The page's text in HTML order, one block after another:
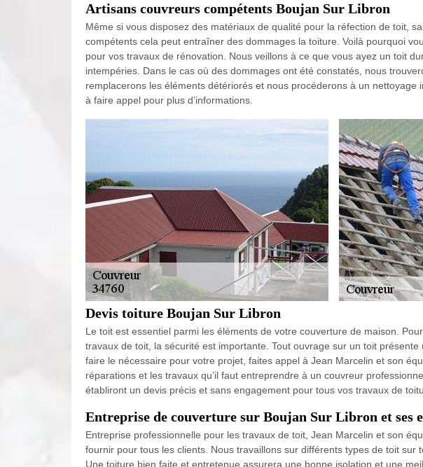
Artisans couvreurs compétents Boujan Sur Libron
Même si vous disposez des matériaux de qualité pour la réfection de toit,
compétents cela peut entraîner des dommages la toiture. Voilà pourquoi
pour vos travaux de rénovation. Nous veillons à ce que vous ayez un toit
intempéries. Dans le cas où des dommages ont été constatés, nous
remplacerons les éléments détériorés et nous procéderons à un nettoyage
à faire appel pour plus d’informations.
Devis toiture Boujan Sur Libron
Le toit est essentiel parmi les éléments de votre couverture de maison.
travaux de toit, la sécurité est importante. Tout ouvrage sur un toit
faire le nécessaire pour votre projet, faites appel à Jean Marcelin et son
réparations et les travaux qu’il faut entreprendre à un couvreur
établiront un devis précis et sans engagement pour tous vos travaux de
Entreprise de couverture sur Boujan Sur Libron et ses
Entreprise professionnelle pour les travaux de toit, Jean Marcelin et son
fournir pour tous les clients. Nous travaillons sur différents types de toit sur
Une toiture bien faite et entretenue assurera une bonne isolation et une